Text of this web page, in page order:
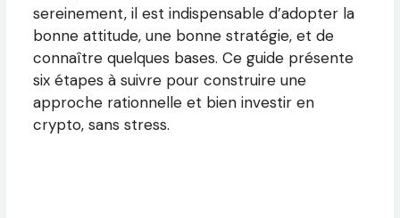
sereinement, il est indispensable d’adopter la
bonne attitude, une bonne stratégie, et de
connaître quelques bases. Ce guide présente
six étapes à suivre pour construire une
approche rationnelle et bien investir en
crypto, sans stress.